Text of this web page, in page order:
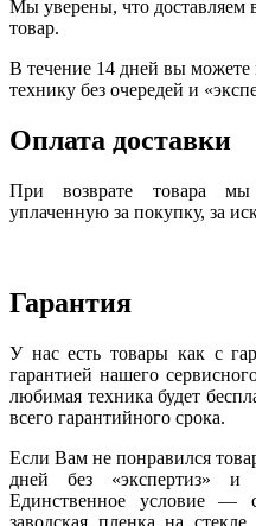
Мы уверены, что доставляем
товар.
В течение 14 дней вы
технику без очередей и
Оплата доставки
При возврате товара
уплаченную за покупку, за
Гарантия
У нас есть товары как с
гарантией нашего
любимая техника будет
всего гарантийного срока.
Если Вам не понравился
дней без «экспертиз» и
Единственное условие —
заводская пленка на стекле